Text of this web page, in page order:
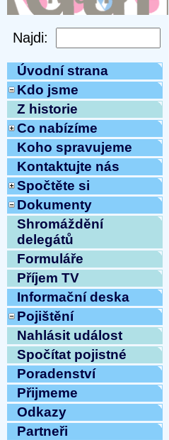
Úvodní strana
Kdo jsme
Z historie
Co nabízíme
Koho spravujeme
Kontaktujte nás
Spočtěte si
Dokumenty
Shromáždění
delegátů
Formuláře
Příjem TV
Informační deska
Pojištění
Nahlásit událost
Spočítat pojistné
Poradenství
Přijmeme
Odkazy
Partneři